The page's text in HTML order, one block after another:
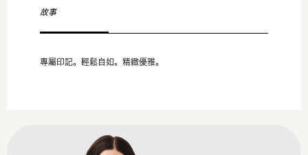
故事
專屬印記。輕鬆自如。精緻優雅。